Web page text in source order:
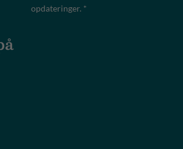
opdateringer. *